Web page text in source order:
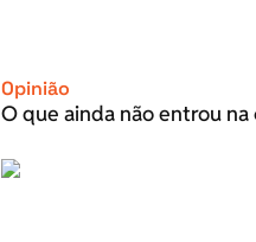
Opinião
O que ainda não entrou